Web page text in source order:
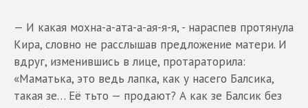
— И какая мохна-а-ата-а-ая-я-я, - нараспев протянула
Кира, словно не расслышав предложение матери. И
вдруг, изменившись в лице, протараторила:
«Маматька, это ведь лапка, как у насего Балсика,
такая зе… Её тьто — продают? А как зе Балсик без